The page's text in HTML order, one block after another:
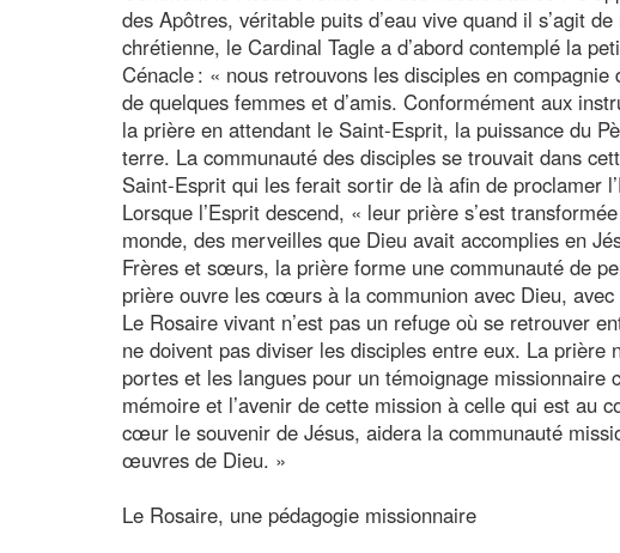
des Apôtres, véritable puits d’eau vive quand il s’agit
chrétienne, le Cardinal Tagle a d’abord contemplé la
Cénacle : « nous retrouvons les disciples en
de quelques femmes et d’amis. Conformément aux
la prière en attendant le Saint-Esprit, la puissance du
terre. La communauté des disciples se trouvait dans
Saint-Esprit qui les ferait sortir de là afin de proclamer
Lorsque l’Esprit descend, « leur prière s’est
monde, des merveilles que Dieu avait accomplies en
Frères et sœurs, la prière forme une communauté de
prière ouvre les cœurs à la communion avec Dieu,
Le Rosaire vivant n’est pas un refuge où se retrouver
ne doivent pas diviser les disciples entre eux. La prière
portes et les langues pour un témoignage
mémoire et l’avenir de cette mission à celle qui est
cœur le souvenir de Jésus, aidera la communauté
œuvres de Dieu. »
Le Rosaire, une pédagogie missionnaire